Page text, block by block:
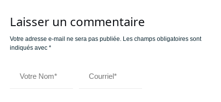
Laisser un commentaire
Votre adresse e-mail ne sera pas publiée. Les champs obligatoires sont
indiqués avec *